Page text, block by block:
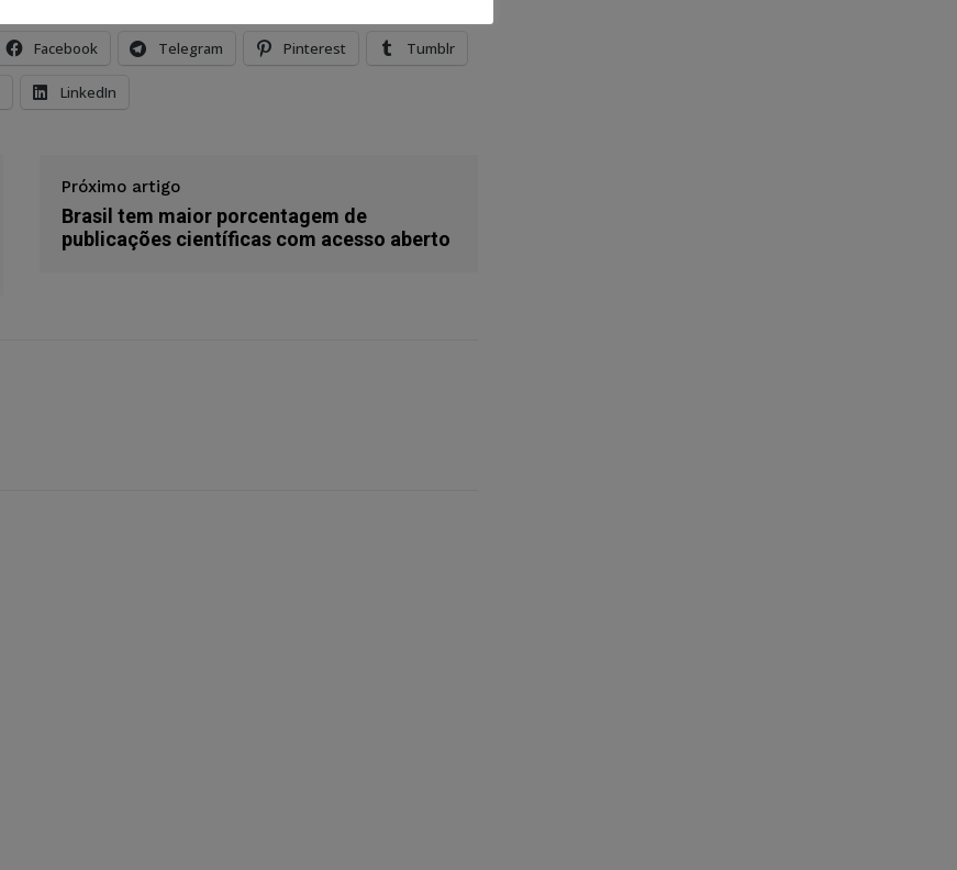
Facebook Telegram Pinterest Tumblr
LinkedIn
Próximo artigo
Brasil tem maior porcentagem de
publicações científicas com acesso aberto